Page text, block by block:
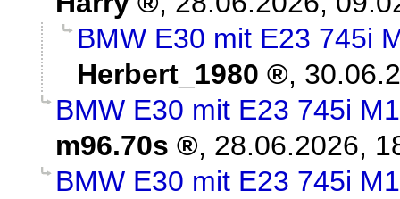
BMW E30 mit E23 745i
Herbert_1980
,
BMW E30 mit E23 745i
m96.70s
, 28.06.2026,
BMW E30 mit E23 745i